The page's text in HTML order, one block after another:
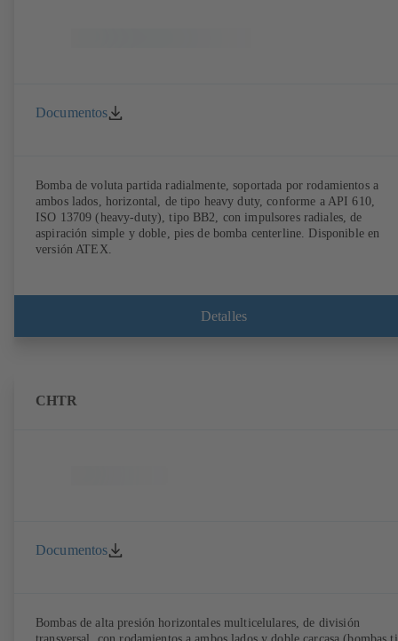
Documentos
Bomba de voluta partida radialmente, soportada por rodamientos a
ambos lados, horizontal, de tipo heavy duty, conforme a API 610,
ISO 13709 (heavy-duty), tipo BB2, con impulsores radiales, de
aspiración simple y doble, pies de bomba centerline. Disponible en
versión ATEX.
Detalles
CHTR
Documentos
Bombas de alta presión horizontales multicelulares, de división